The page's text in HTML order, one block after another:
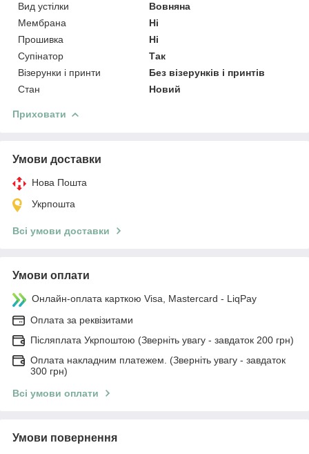
Вид устілки
Вовняна
Мембрана
Ні
Прошивка
Ні
Супінатор
Так
Візерунки і принти
Без візерунків і принтів
Стан
Новий
Приховати
Умови доставки
Нова Пошта
Укрпошта
Всі умови доставки
Умови оплати
Онлайн-оплата карткою Visa, Mastercard - LiqPay
Оплата за реквізитами
Післяплата Укрпоштою (Зверніть увагу - завдаток 200 грн)
Оплата накладним платежем. (Зверніть увагу - завдаток
300 грн)
Всі умови оплати
Умови повернення